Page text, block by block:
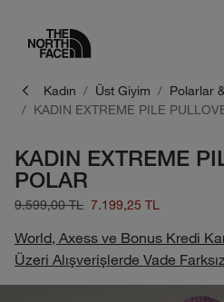
Kadın Üst Giyim
Polarlar
KADIN EXTREME PILE
KADIN EXTREME
POLAR
7.199,25 TL
9.599,00 TL
World, Axess ve Bonus Kredi
Üzeri Alışverişlerde Vade